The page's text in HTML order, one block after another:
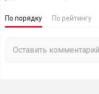
По порядку По рейтингу